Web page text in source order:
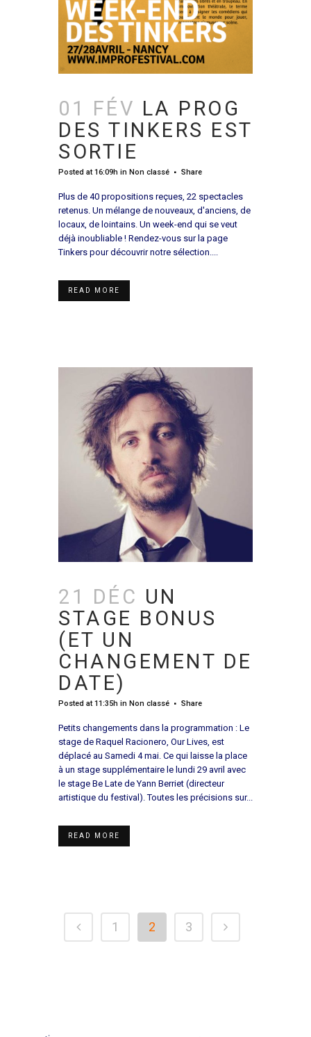
01 FÉV LA PROG
DES TINKERS EST
SORTIE
Posted at 16:09h in Non classé Share
Plus de 40 propositions reçues, 22 spectacles
retenus. Un mélange de nouveaux, d'anciens, de
locaux, de lointains. Un week-end qui se veut
déjà inoubliable ! Rendez-vous sur la page
Tinkers pour découvrir notre sélection....
READ MORE
21 DÉC UN
STAGE BONUS
(ET UN
CHANGEMENT DE
DATE)
Posted at 11:35h in Non classé Share
Petits changements dans la programmation : Le
stage de Raquel Racionero, Our Lives, est
déplacé au Samedi 4 mai. Ce qui laisse la place
à un stage supplémentaire le lundi 29 avril avec
le stage Be Late de Yann Berriet (directeur
artistique du festival). Toutes les précisions sur...
READ MORE
1 2 3